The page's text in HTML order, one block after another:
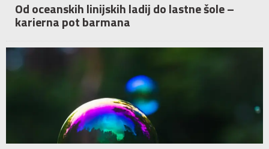
Od oceanskih linijskih ladij do lastne šole –
karierna pot barmana